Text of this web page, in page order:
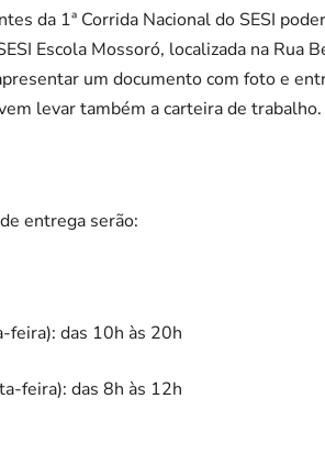
da 1ª Corrida Nacional do SESI
Escola Mossoró, localizada na
um documento com foto e
levar também a carteira de trabalho.
entrega serão:
feira): das 10h às 20h
feira): das 8h às 12h